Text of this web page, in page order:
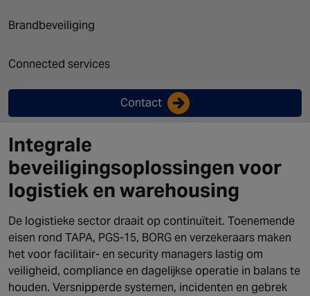
Brandbeveiliging
Connected services
Contact
Integrale
beveiligingsoplossingen voor
logistiek en warehousing
De logistieke sector draait op continuïteit. Toenemende
eisen rond TAPA, PGS-15, BORG en verzekeraars maken
het voor facilitair- en security managers lastig om
veiligheid, compliance en dagelijkse operatie in balans te
houden. Versnipperde systemen, incidenten en gebrek